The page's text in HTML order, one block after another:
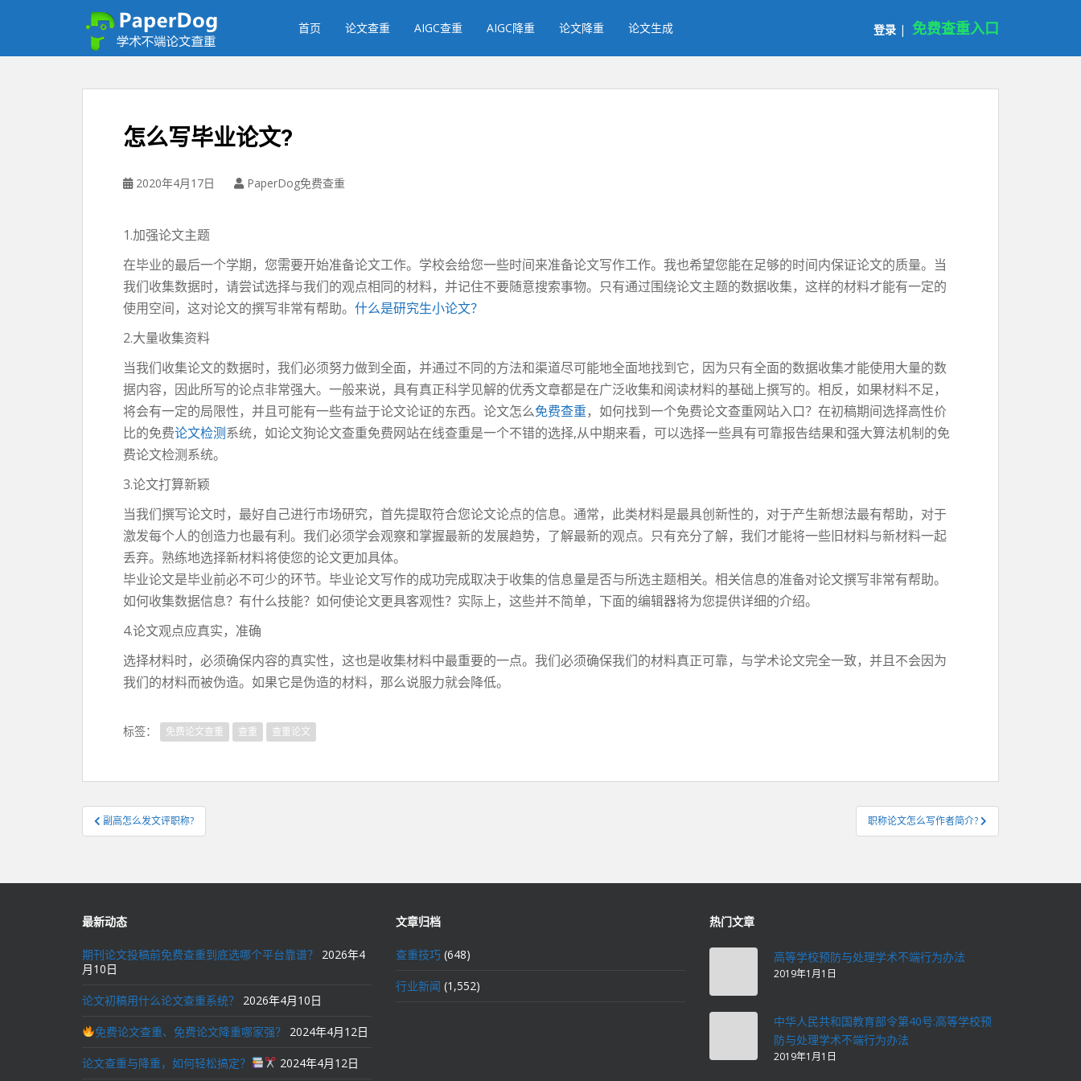
首页 论文查重 AIGC查重 AIGC降重 论文降重 论文生成 登录 | 免费查重入口
怎么写毕业论文?
2020年4月17日 PaperDog免费查重
1.加强论文主题
在毕业的最后一个学期，您需要开始准备论文工作。学校会给您一些时间来准备论文写作工作。我也希望您能在足够的时间内保证论文的质量。当
我们收集数据时，请尝试选择与我们的观点相同的材料，并记住不要随意搜索事物。只有通过围绕论文主题的数据收集，这样的材料才能有一定的
使用空间，这对论文的撰写非常有帮助。 什么是研究生小论文？
2.大量收集资料
当我们收集论文的数据时，我们必须努力做到全面，并通过不同的方法和渠道尽可能地全面地找到它，因为只有全面的数据收集才能使用大量的数
据内容，因此所写的论点非常强大。一般来说，具有真正科学见解的优秀文章都是在广泛收集和阅读材料的基础上撰写的。相反，如果材料不足，
将会有一定的局限性，并且可能有一些有益于论文论证的东西。论文怎么免费查重，如何找到一个免费论文查重网站入口？在初稿期间选择高性价
比的免费论文检测系统，如论文狗论文查重免费网站在线查重是一个不错的选择,从中期来看，可以选择一些具有可靠报告结果和强大算法机制的免
费论文检测系统。
3.论文打算新颖
当我们撰写论文时，最好自己进行市场研究，首先提取符合您论文论点的信息。通常，此类材料是最具创新性的，对于产生新想法最有帮助，对于
激发每个人的创造力也最有利。我们必须学会观察和掌握最新的发展趋势，了解最新的观点。只有充分了解，我们才能将一些旧材料与新材料一起
丢弃。熟练地选择新材料将使您的论文更加具体。
毕业论文是毕业前必不可少的环节。毕业论文写作的成功完成取决于收集的信息量是否与所选主题相关。相关信息的准备对论文撰写非常有帮助。
如何收集数据信息？有什么技能？如何使论文更具客观性？实际上，这些并不简单，下面的编辑器将为您提供详细的介绍。
4.论文观点应真实，准确
选择材料时，必须确保内容的真实性，这也是收集材料中最重要的一点。我们必须确保我们的材料真正可靠，与学术论文完全一致，并且不会因为
我们的材料而被伪造。如果它是伪造的材料，那么说服力就会降低。
标签： 免费论文查重 查重 查重论文
文
章
航
副高怎么发文评职称? 职称论文怎么写作者简介?
最新动态
期刊论文投稿前免费查重到底选哪个平台靠谱？
2026年4
月10日
论文初稿用什么论文查重系统？ 2026年4月10日
免费论文查重、免费论文降重哪家强？ 2024年4月12日
论文查重与降重，如何轻松搞定？ 2024年4月12日
文章归档
查重技巧 (648)
行业新闻 (1,552)
热门文章
高等学校预防与处理学术不端行为办法
2019年1月1日
中华人民共和国教育部令第40号:高等学校预
防与处理学术不端行为办法
2019年1月1日